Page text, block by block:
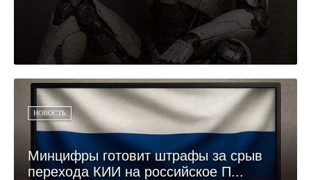
НОВОСТЬ
Минцифры готовит штрафы за срыв
перехода КИИ на российское П...